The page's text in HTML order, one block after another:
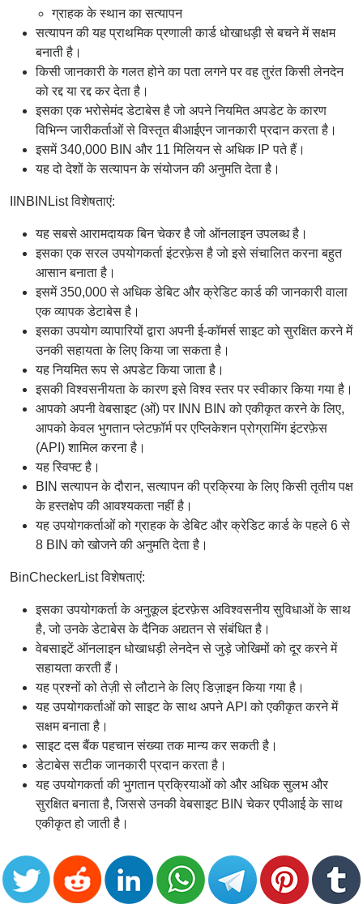
ग्राहक के स्थान का सत्यापन
सत्यापन की यह प्राथमिक प्रणाली कार्ड धोखाधड़ी से बचने में सक्षम
बनाती है।
किसी जानकारी के गलत होने का पता लगने पर वह तुरंत किसी लेनदेन
को रद्द या रद्द कर देता है।
इसका एक भरोसेमंद डेटाबेस है जो अपने नियमित अपडेट के कारण
विभिन्न जारीकर्ताओं से विस्तृत बीआईएन जानकारी प्रदान करता है।
इसमें 340,000 BIN और 11 मिलियन से अधिक IP पते हैं।
यह दो देशों के सत्यापन के संयोजन की अनुमति देता है।
IINBINList विशेषताएं:
यह सबसे आरामदायक बिन चेकर है जो ऑनलाइन उपलब्ध है।
इसका एक सरल उपयोगकर्ता इंटरफ़ेस है जो इसे संचालित करना बहुत
आसान बनाता है।
इसमें 350,000 से अधिक डेबिट और क्रेडिट कार्ड की जानकारी वाला
एक व्यापक डेटाबेस है।
इसका उपयोग व्यापारियों द्वारा अपनी ई-कॉमर्स साइट को सुरक्षित करने में
उनकी सहायता के लिए किया जा सकता है।
यह नियमित रूप से अपडेट किया जाता है।
इसकी विश्वसनीयता के कारण इसे विश्व स्तर पर स्वीकार किया गया है।
आपको अपनी वेबसाइट (ओं) पर INN BIN को एकीकृत करने के लिए,
आपको केवल भुगतान प्लेटफ़ॉर्म पर एप्लिकेशन प्रोग्रामिंग इंटरफ़ेस
(API) शामिल करना है।
यह स्विफ्ट है।
BIN सत्यापन के दौरान, सत्यापन की प्रक्रिया के लिए किसी तृतीय पक्ष
के हस्तक्षेप की आवश्यकता नहीं है।
यह उपयोगकर्ताओं को ग्राहक के डेबिट और क्रेडिट कार्ड के पहले 6 से
8 BIN को खोजने की अनुमति देता है।
BinCheckerList विशेषताएं:
इसका उपयोगकर्ता के अनुकूल इंटरफ़ेस अविश्वसनीय सुविधाओं के साथ
है, जो उनके डेटाबेस के दैनिक अद्यतन से संबंधित है।
वेबसाइटें ऑनलाइन धोखाधड़ी लेनदेन से जुड़े जोखिमों को दूर करने में
सहायता करती हैं।
यह प्रश्नों को तेज़ी से लौटाने के लिए डिज़ाइन किया गया है।
यह उपयोगकर्ताओं को साइट के साथ अपने API को एकीकृत करने में
सक्षम बनाता है।
साइट दस बैंक पहचान संख्या तक मान्य कर सकती है।
डेटाबेस सटीक जानकारी प्रदान करता है।
यह उपयोगकर्ता की भुगतान प्रक्रियाओं को और अधिक सुलभ और
सुरक्षित बनाता है, जिससे उनकी वेबसाइट BIN चेकर एपीआई के साथ
एकीकृत हो जाती है।